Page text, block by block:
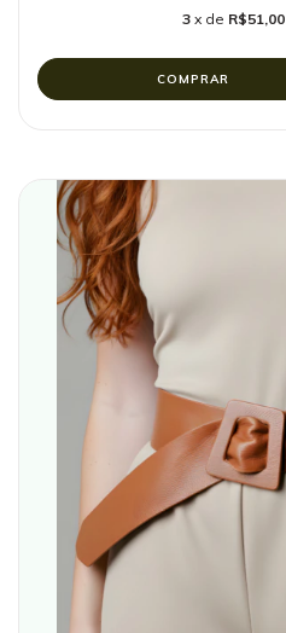
3 x de R$51,00
COMPRAR